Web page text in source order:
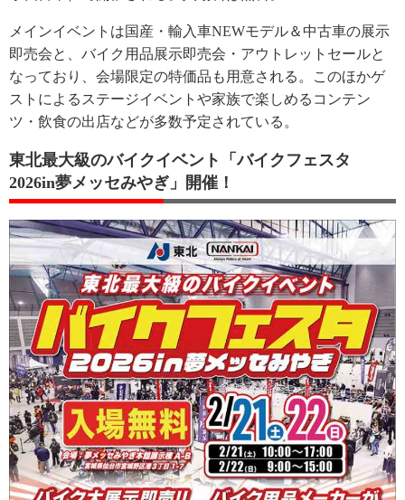
メインイベントは​国産・輸入車NEWモデル＆中古車の展示
即売会と、バイク用品展示即売会・アウトレットセールと
なっており、会場限定の特価品も用意される。このほかゲ
ストによるステージイベントや家族で楽しめるコンテン
ツ・飲食の出店などが多数予定されている。
東北最大級のバイクイベント「バイクフェスタ
2026in夢メッセみやぎ」開催！